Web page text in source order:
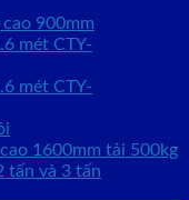
900mm
mét CTY-
mét CTY-
1600mm tải 500kg
tấn và 3 tấn